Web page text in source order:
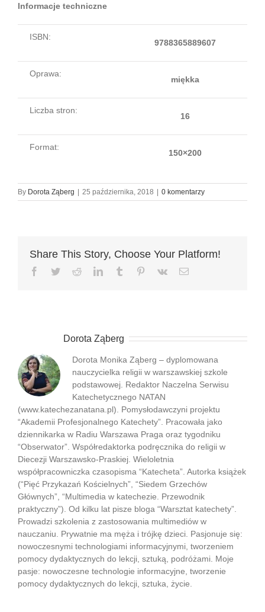
Informacje techniczne
ISBN:
9788365889607
Oprawa:
miękka
Liczba stron:
16
Format:
150×200
By Dorota Ząberg | 25 października, 2018 | 0 komentarzy
Share This Story, Choose Your Platform!
Facebook
TwitterRedditLinkedInTumblr Pinterest
Vk Email
Dorota Ząberg
Dorota Monika Ząberg – dyplomowana
nauczycielka religii w warszawskiej szkole
podstawowej. Redaktor Naczelna Serwisu
Katechetycznego NATAN
(www.katechezanatana.pl). Pomysłodawczyni projektu
“Akademii Profesjonalnego Katechety”. Pracowała jako
dziennikarka w Radiu Warszawa Praga oraz tygodniku
“Obserwator”. Współredaktorka podręcznika do religii w
Diecezji Warszawsko-Praskiej. Wieloletnia
współpracowniczka czasopisma “Katecheta”. Autorka książek
(“Pięć Przykazań Kościelnych”, “Siedem Grzechów
Głównych”, “Multimedia w katechezie. Przewodnik
praktyczny”). Od kilku lat pisze bloga “Warsztat katechety”.
Prowadzi szkolenia z zastosowania multimediów w
nauczaniu. Prywatnie ma męża i trójkę dzieci. Pasjonuje się:
nowoczesnymi technologiami informacyjnymi, tworzeniem
pomocy dydaktycznych do lekcji, sztuką, podróżami. Moje
pasje: nowoczesne technologie informacyjne, tworzenie
pomocy dydaktycznych do lekcji, sztuka, życie.